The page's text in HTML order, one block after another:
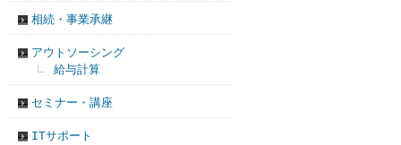
相続・事業承継
アウトソーシング
給与計算
セミナー・講座
ITサポート